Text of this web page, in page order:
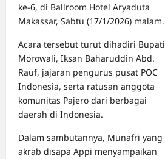
ke-6, di Ballroom Hotel Aryaduta
Makassar, Sabtu (17/1/2026) malam.
Acara tersebut turut dihadiri Bupati
Morowali, Iksan Baharuddin Abd.
Rauf, jajaran pengurus pusat POC
Indonesia, serta ratusan anggota
komunitas Pajero dari berbagai
daerah di Indonesia.
Dalam sambutannya, Munafri yang
akrab disapa Appi menyampaikan